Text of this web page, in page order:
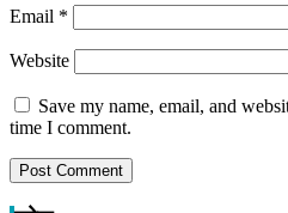
Email *
Website
Save my name, email, and
time I comment.